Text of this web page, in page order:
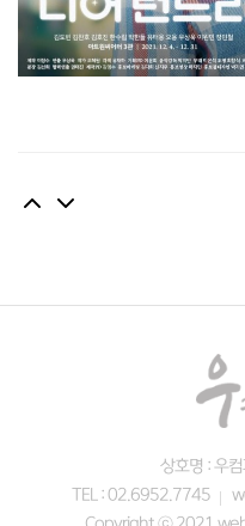
상호명 : 우컴
TEL : 02.6952.7745